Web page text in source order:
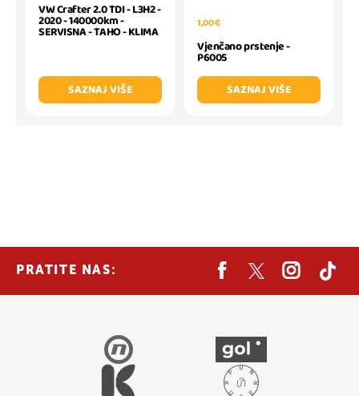
VW Crafter 2.0 TDI - L3H2 -
2020 - 140000km -
SERVISNA - TAHO - KLIMA
SAZNAJ VIŠE
1,00 €
Vjenčano prstenje -
P6005
SAZNAJ VIŠE
PRATITE NAS: